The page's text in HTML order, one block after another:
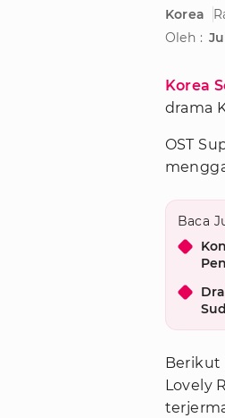
Korea
Oleh :
Korea
drama
OST
Baca
Berikut
Lovely